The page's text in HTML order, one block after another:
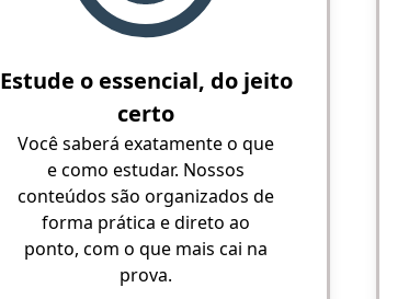
Estude o essencial, do jeito
certo
Você saberá exatamente o que
e como estudar. Nossos
conteúdos são organizados de
forma prática e direto ao
ponto, com o que mais cai na
prova.